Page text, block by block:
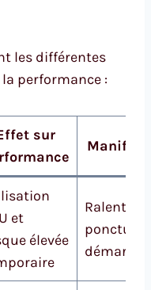
les différentes
performance :
sur
et
élevée
ponctuel